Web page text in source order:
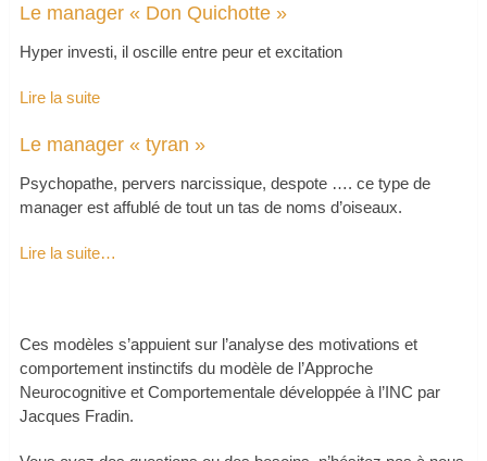
Le manager « Don Quichotte »
Hyper investi, il oscille entre peur et excitation
Lire la suite
Le manager « tyran »
Psychopathe, pervers narcissique, despote …. ce type de
manager est affublé de tout un tas de noms d’oiseaux.
Lire la suite…
Ces modèles s’appuient sur l’analyse des motivations et
comportement instinctifs du modèle de l’Approche
Neurocognitive et Comportementale développée à l’INC par
Jacques Fradin.